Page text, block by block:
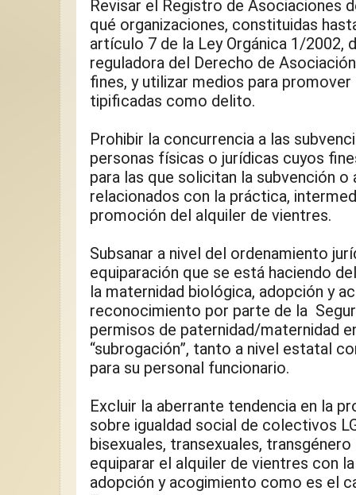
Revisar el Registro de Asociaciones
qué organizaciones, constituidas
artículo 7 de la Ley Orgánica 1/2002,
reguladora del Derecho de
fines, y utilizar medios para
tipificadas como delito.
Prohibir la concurrencia a las
personas físicas o jurídicas cuyos
para las que solicitan la subvención o
relacionados con la práctica,
promoción del alquiler de vientres.
Subsanar a nivel del ordenamiento
equiparación que se está haciendo
la maternidad biológica, adopción y
reconocimiento por parte de la
permisos de paternidad/maternidad
“subrogación”, tanto a nivel estatal
para su personal funcionario.
Excluir la aberrante tendencia en la
sobre igualdad social de colectivos
bisexuales, transexuales,
equiparar el alquiler de vientres con
adopción y acogimiento como es el